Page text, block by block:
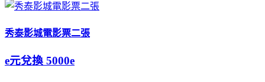
秀泰影城電影票二張
e元兌換 5000e